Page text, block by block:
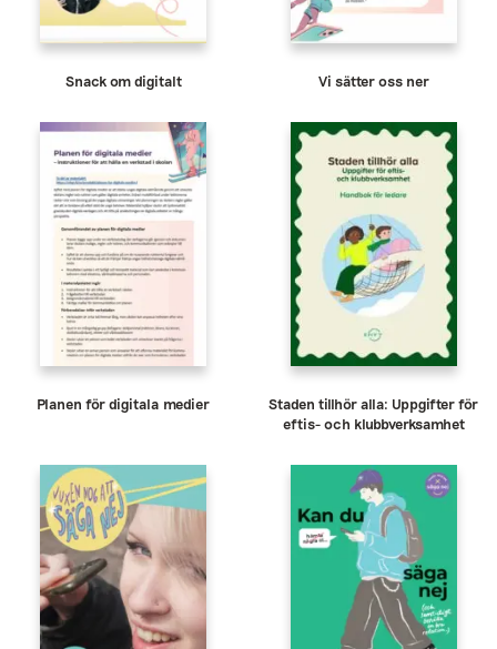
Snack om digitalt Vi sätter oss ner
Planen för digitala medier
Staden tillhör alla: Uppgifter för
eftis- och klubbverksamhet